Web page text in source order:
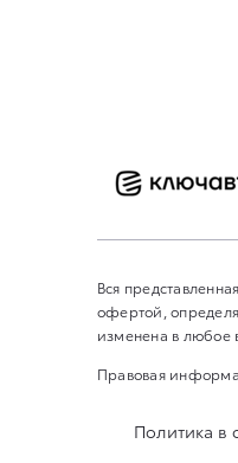
Вся
офертой,
изменена в любое
Правовая
Политика в